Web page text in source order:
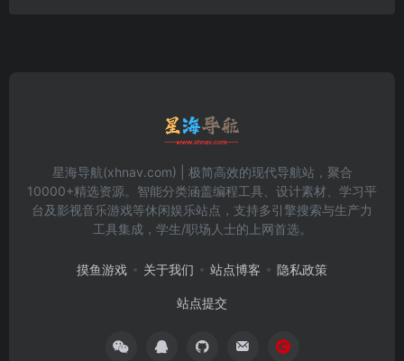
星海导航(xhnav.com) | 极简高效的现代导航站，聚合
10000+精选资源。智能分类涵盖编程工具、设计素材、学习平
台及影视音乐游戏等休闲娱乐站点，支持多引擎搜索与生产力
工具集成，学生/职场人士的上网首选。
摸鱼游戏 关于我们 站点博客 隐私政策
站点提交